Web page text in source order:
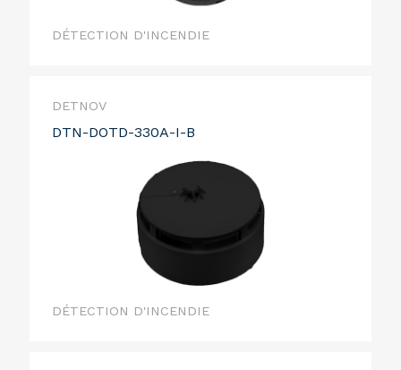
DÉTECTION D'INCENDIE
DETNOV
DTN-DOTD-330A-I-B
DÉTECTION D'INCENDIE